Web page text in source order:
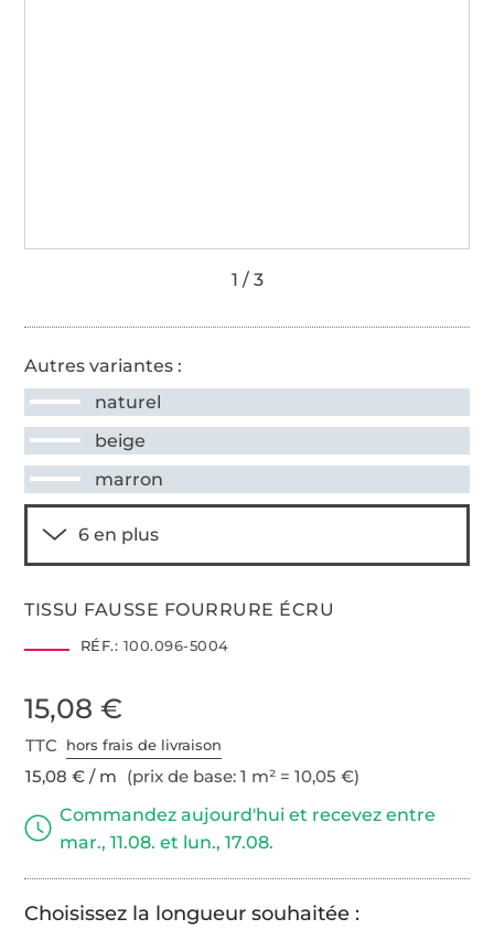
Autres variantes :
naturel
beige
marron
TISSU FAUSSE FOURRURE ÉCRU
RÉF.: 100.096-5004
15,08 €
TTC hors frais de livraison
15,08 € / m (prix de base: 1 m² = 10,05 €)
Commandez aujourd'hui et recevez entre
mar., 11.08. et lun., 17.08.
Choisissez la longueur souhaitée :